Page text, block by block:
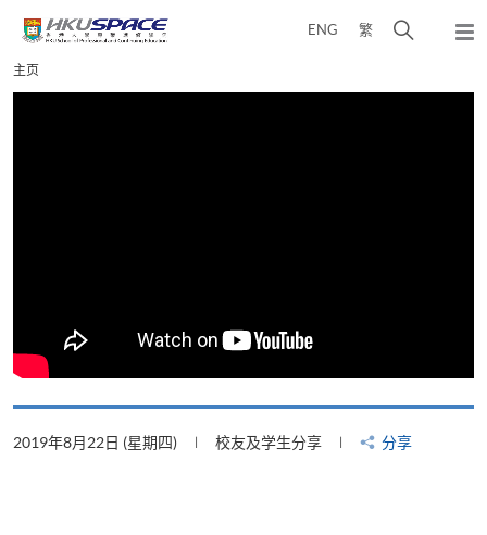
content
ENG 繁
弹
Main
content
主页
2019年8月22日 (星期四) 校友及学生分享 分享